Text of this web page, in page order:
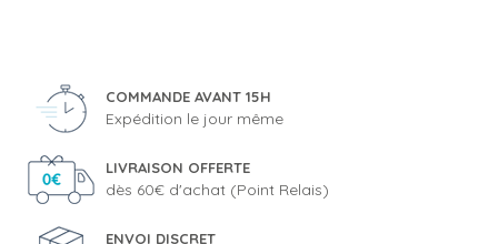
COMMANDE AVANT 15H
Expédition le jour même
LIVRAISON OFFERTE
dès 60€ d'achat (Point Relais)
ENVOI DISCRET